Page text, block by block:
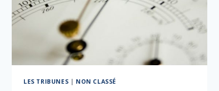
LIBÉRONS
L’ESPRIT
CRITIQUE
ET
L’INITIATIVE
DÉCIDEURS
LES TRIBUNES | NON CLASSÉ